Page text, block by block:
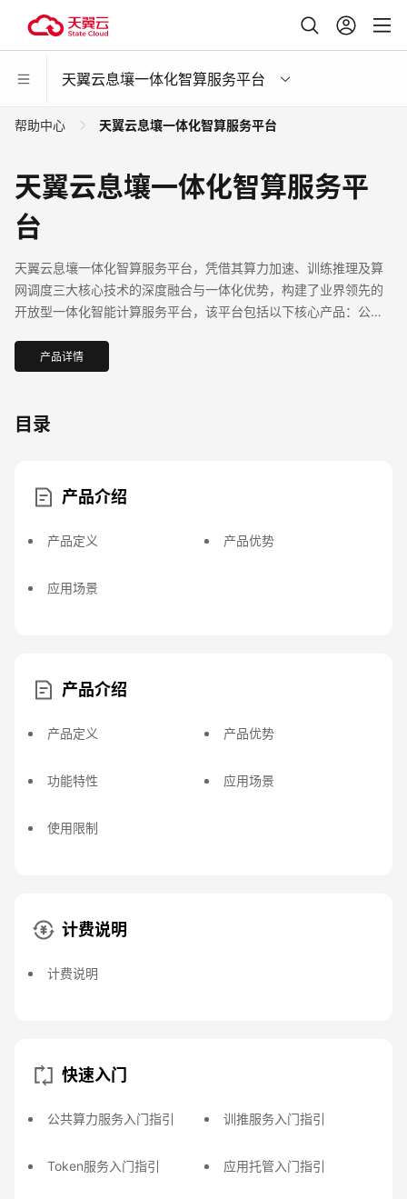
天翼云息壤一体化智算服务平台
帮助中心 天翼云息壤一体化智算服务平台
天翼云息壤一体化智算服务平
台
天翼云息壤一体化智算服务平台，凭借其算力加速、训练推理及算
网调度三大核心技术的深度融合与一体化优势，构建了业界领先的
开放型一体化智能计算服务平台，该平台包括以下核心产品：公共
产品详情
目录
产品介绍
产品定义 产品优势
应用场景
产品介绍
产品定义 产品优势
功能特性 应用场景
使用限制
计费说明
计费说明
快速入门
公共算力服务入门指引 训推服务入门指引
Token服务入门指引 应用托管入门指引